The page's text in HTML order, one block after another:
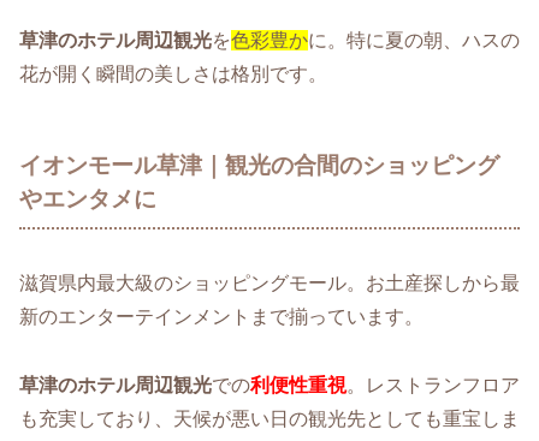
草津のホテル周辺観光を色彩豊かに。特に夏の朝、ハスの
花が開く瞬間の美しさは格別です。
イオンモール草津｜観光の合間のショッピング
やエンタメに
滋賀県内最大級のショッピングモール。お土産探しから最
新のエンターテインメントまで揃っています。
草津のホテル周辺観光での利便性重視。レストランフロア
も充実しており、天候が悪い日の観光先としても重宝しま